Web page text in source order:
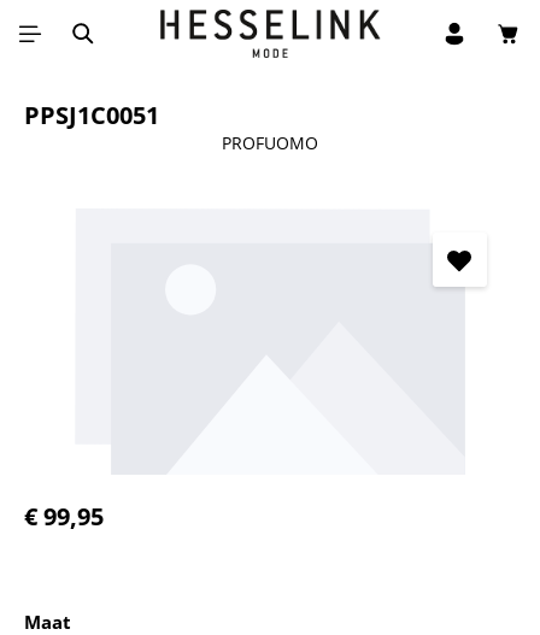
Ga naar de hoofdinhoud
PPSJ1C0051
PROFUOMO
Normale prijs:
€ 99,95
Selecteer
Maat